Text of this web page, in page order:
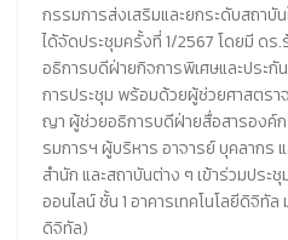
กรรมการส่งเสริมและยกระดับสถา
ได้จัดประชุมครั้งที่ 1/2567 โดยมี ดร
อธิการบดีฝ่ายกิจการพิเศษและประ
การประชุม พร้อมด้วยผู้ช่วยศาสตร
ญา ผู้ช่วยอธิการบดีฝ่ายสื่อสารองค์
รมการฯ ผู้บริหาร อาจารย์ บุคลากร
สำนัก และสถาบันต่าง ๆ เข้าร่วมปร
ออนไลน์ ชั้น 1 อาคารเทคโนโลยีดิจิ
ดิจิทัล)